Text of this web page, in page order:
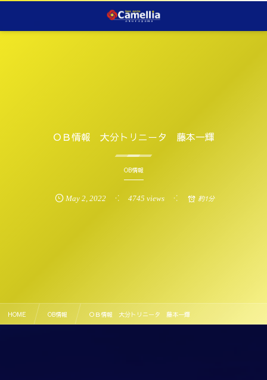
ＯＢ情報 大分トリニータ 藤本一輝
OB情報
May 2 ,2022 4745 views 約1分
HOME OB情報 ＯＢ情報 大分トリニータ 藤本一輝